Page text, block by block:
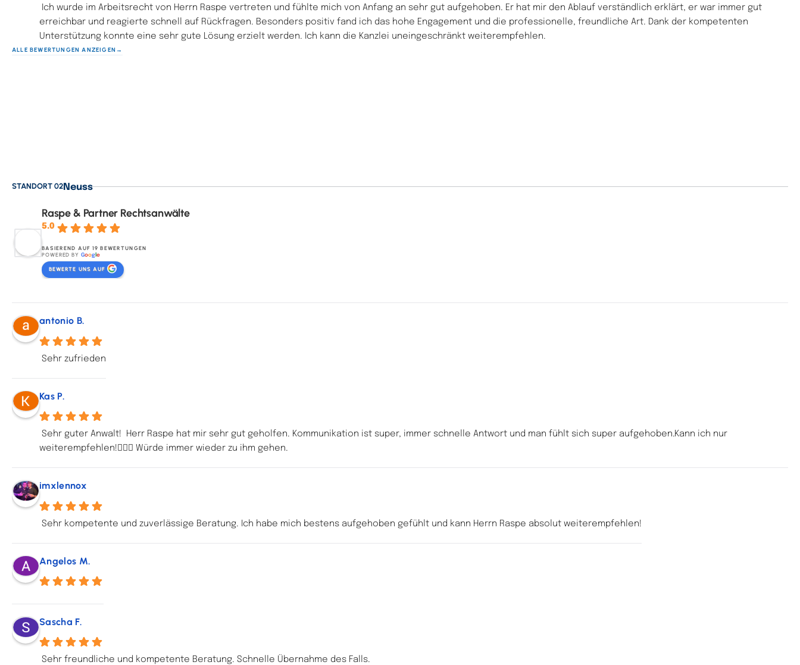
Ich wurde im Arbeitsrecht von Herrn Raspe vertreten und fühlte mich von Anfang an sehr gut aufgehoben. Er hat mir den Ablauf verständlich erklärt, er war immer gut
erreichbar und reagierte schnell auf Rückfragen. Besonders positiv fand ich das hohe Engagement und die professionelle, freundliche Art. Dank der kompetenten
Unterstützung konnte eine sehr gute Lösung erzielt werden. Ich kann die Kanzlei uneingeschränkt weiterempfehlen.
ALLE BEWERTUNGEN ANZEIGEN
STANDORT 02 Neuss
Raspe & Partner Rechtsanwälte
5.0
BASIEREND AUF 19 BEWERTUNGEN
POWERED BY Googl e
BEWERTE UNS AUF
antonio B.
Sehr zufrieden
Kas P.
Sehr guter Anwalt!  Herr Raspe hat mir sehr gut geholfen. Kommunikation ist super, immer schnelle Antwort und man fühlt sich super aufgehoben.Kann ich nur
weiterempfehlen!👍🏼😊 Würde immer wieder zu ihm gehen.
imxlennox
Sehr kompetente und zuverlässige Beratung. Ich habe mich bestens aufgehoben gefühlt und kann Herrn Raspe absolut weiterempfehlen!
Angelos M.
Sascha F.
Sehr freundliche und kompetente Beratung. Schnelle Übernahme des Falls.